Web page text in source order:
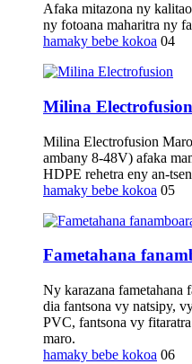
Afaka mitazona ny
ny fotoana maharitra ny
hamaky bebe kokoa 04
Milina Electrofusion
Milina Electrofusion
ambany 8-48V) afaka
HDPE rehetra eny an-
hamaky bebe kokoa 05
Fametahana
Ny karazana fametahana
dia fantsona vy natsipy,
PVC, fantsona vy
maro.
hamaky bebe kokoa 06